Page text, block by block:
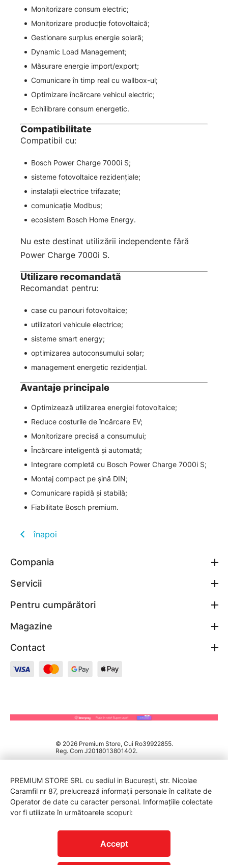
Monitorizare consum electric;
Monitorizare producție fotovoltaică;
Gestionare surplus energie solară;
Dynamic Load Management;
Măsurare energie import/export;
Comunicare în timp real cu wallbox-ul;
Optimizare încărcare vehicul electric;
Echilibrare consum energetic.
Compatibilitate
Compatibil cu:
Bosch Power Charge 7000i S;
sisteme fotovoltaice rezidențiale;
instalații electrice trifazate;
comunicație Modbus;
ecosistem Bosch Home Energy.
Nu este destinat utilizării independente fără
Power Charge 7000i S.
Utilizare recomandată
Recomandat pentru:
case cu panouri fotovoltaice;
utilizatori vehicule electrice;
sisteme smart energy;
optimizarea autoconsumului solar;
management energetic rezidențial.
Avantaje principale
Optimizează utilizarea energiei fotovoltaice;
Reduce costurile de încărcare EV;
Monitorizare precisă a consumului;
Încărcare inteligentă și automată;
Integrare completă cu Bosch Power Charge 7000i S;
Montaj compact pe șină DIN;
Comunicare rapidă și stabilă;
Fiabilitate Bosch premium.
înapoi
Compania
Servicii
Pentru cumpărători
Magazine
Contact
© 2026 Premium Store, Cui Ro39922855.
Reg. Com J2018013801402.
PREMIUM STORE SRL cu sediul in București, str. Nicolae
Caramfil nr 87, prelucrează informații personale în calitate de
Operator de date cu caracter personal. Informațiile colectate
vor fi utilizate în următoarele scopuri:
Accept